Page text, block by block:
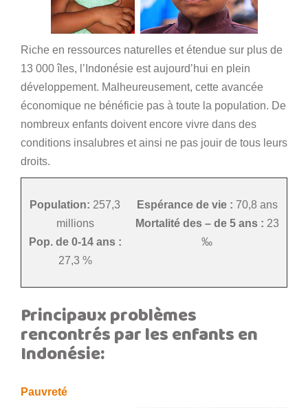
Riche en ressources naturelles et étendue sur plus de
13 000 îles, l’Indonésie est aujourd’hui en plein
développement. Malheureusement, cette avancée
économique ne bénéficie pas à toute la population. De
nombreux enfants doivent encore vivre dans des
conditions insalubres et ainsi ne pas jouir de tous leurs
droits.
Population: 257,3
millions
Pop. de 0-14 ans :
27,3 %
Espérance de vie : 70,8 ans
Mortalité des – de 5 ans : 23
‰
Principaux problèmes
rencontrés par les enfants en
Indonésie:
Pauvreté